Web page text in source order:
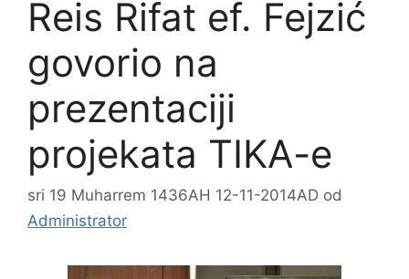
Reis Rifat ef. Fejzić
govorio na
prezentaciji
projekata TIKA-e
sri 19 Muharrem 1436AH 12-11-2014AD od
Administrator